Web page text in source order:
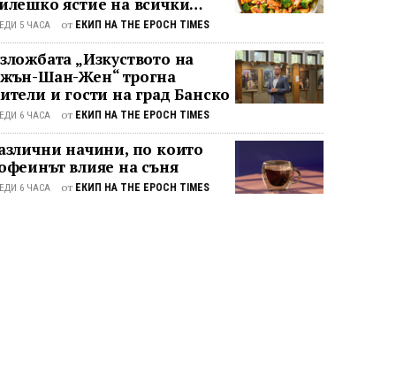
5 ЧАСА от ЕКИП НА THE EPOCH TIMES
„Изкуството на
Шан-Жен“ трогна
и гости на град Банско
6 ЧАСА от ЕКИП НА THE EPOCH TIMES
начини, по които
влияе на съня
6 ЧАСА от ЕКИП НА THE EPOCH TIMES